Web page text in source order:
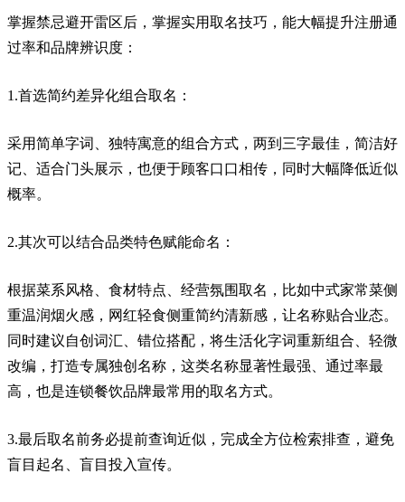
掌握禁忌避开雷区后，掌握实用取名技巧，能大幅提升注册通
过率和品牌辨识度：
1.首选简约差异化组合取名：
采用简单字词、独特寓意的组合方式，两到三字最佳，简洁好
记、适合门头展示，也便于顾客口口相传，同时大幅降低近似
概率。
2.其次可以结合品类特色赋能命名：
根据菜系风格、食材特点、经营氛围取名，比如中式家常菜侧
重温润烟火感，网红轻食侧重简约清新感，让名称贴合业态。
同时建议自创词汇、错位搭配，将生活化字词重新组合、轻微
改编，打造专属独创名称，这类名称显著性最强、通过率最
高，也是连锁餐饮品牌最常用的取名方式。
3.最后取名前务必提前查询近似，完成全方位检索排查，避免
盲目起名、盲目投入宣传。